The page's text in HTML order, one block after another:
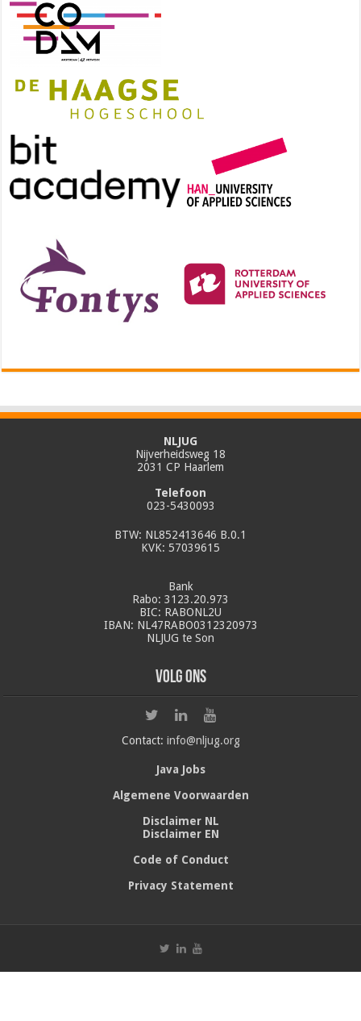
NLJUG
Nijverheidsweg 18
2031 CP Haarlem
Telefoon
023-5430093
BTW: NL852413646 B.0.1
KVK: 57039615
Bank
Rabo: 3123.20.973
BIC: RABONL2U
IBAN: NL47RABO0312320973
NLJUG te Son
Volg ons
Contact: info@nljug.org
Java Jobs
Algemene Voorwaarden
Disclaimer NL
Disclaimer EN
Code of Conduct
Privacy Statement